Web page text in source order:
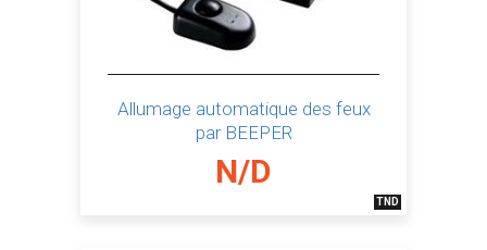
Allumage automatique des feux
par BEEPER
N/D
TND